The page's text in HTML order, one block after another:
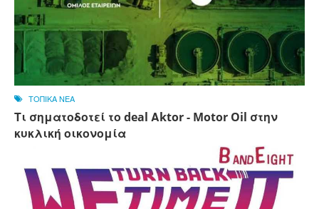
ΤΟΠΙΚΑ ΝΕΑ
Τι σηματοδοτεί το deal Αktor - Motor Oil στην
κυκλική οικονομία